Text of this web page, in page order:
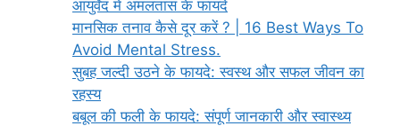
आयुर्वेद में अमलतास के फायदे
मानसिक तनाव कैसे दूर करें ? | 16 Best Ways To
Avoid Mental Stress.
सुबह जल्दी उठने के फायदे: स्वस्थ और सफल जीवन का
रहस्य
बबूल की फली के फायदे: संपूर्ण जानकारी और स्वास्थ्य